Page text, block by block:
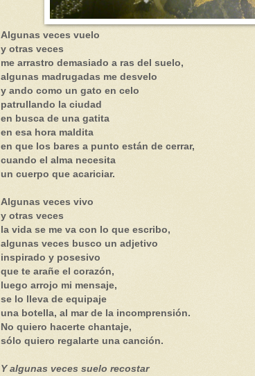
Algunas veces vuelo
y otras veces
me arrastro demasiado a ras del suelo,
algunas madrugadas me desvelo
y ando como un gato en celo
patrullando la ciudad
en busca de una gatita
en esa hora maldita
en que los bares a punto están de cerrar,
cuando el alma necesita
un cuerpo que acariciar.
Algunas veces vivo
y otras veces
la vida se me va con lo que escribo,
algunas veces busco un adjetivo
inspirado y posesivo
que te arañe el corazón,
luego arrojo mi mensaje,
se lo lleva de equipaje
una botella, al mar de la incomprensión.
No quiero hacerte chantaje,
sólo quiero regalarte una canción.
Y algunas veces suelo recostar